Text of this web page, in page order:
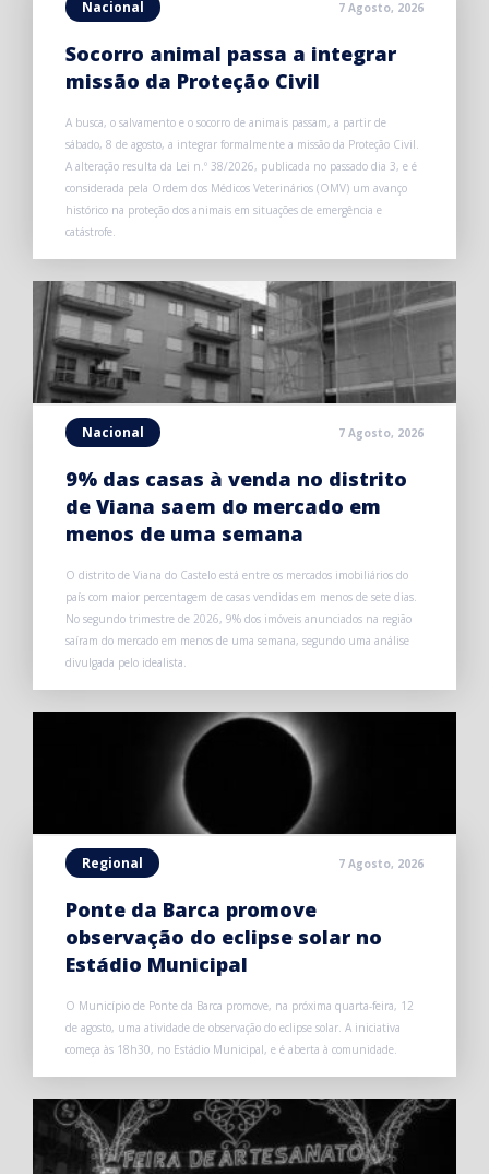
Nacional 7 Agosto, 2026
Socorro animal passa a integrar
missão da Proteção Civil
A busca, o salvamento e o socorro de animais passam, a partir de
sábado, 8 de agosto, a integrar formalmente a missão da Proteção Civil.
A alteração resulta da Lei n.º 38/2026, publicada no passado dia 3, e é
considerada pela Ordem dos Médicos Veterinários (OMV) um avanço
histórico na proteção dos animais em situações de emergência e
catástrofe.
Nacional 7 Agosto, 2026
9% das casas à venda no distrito
de Viana saem do mercado em
menos de uma semana
O distrito de Viana do Castelo está entre os mercados imobiliários do
país com maior percentagem de casas vendidas em menos de sete dias.
No segundo trimestre de 2026, 9% dos imóveis anunciados na região
saíram do mercado em menos de uma semana, segundo uma análise
divulgada pelo idealista.
Regional 7 Agosto, 2026
Ponte da Barca promove
observação do eclipse solar no
Estádio Municipal
O Município de Ponte da Barca promove, na próxima quarta-feira, 12
de agosto, uma atividade de observação do eclipse solar. A iniciativa
começa às 18h30, no Estádio Municipal, e é aberta à comunidade.